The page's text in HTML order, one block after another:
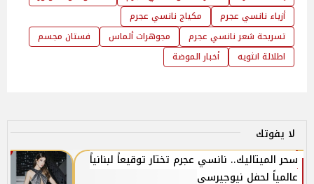
أزياء نانسي عجرم
مكياج نانسي عجرم
تسريحة شعر نانسي عجرم
مجوهرات ألماس
فستان مجسم
اطلالة انثويه
أخبار الموضة
لا يفوتك
سحر الميتاليك.. نانسي عجرم تختار توقيعاً لبنانياً
عالمياً لحفل نيوجيرسي